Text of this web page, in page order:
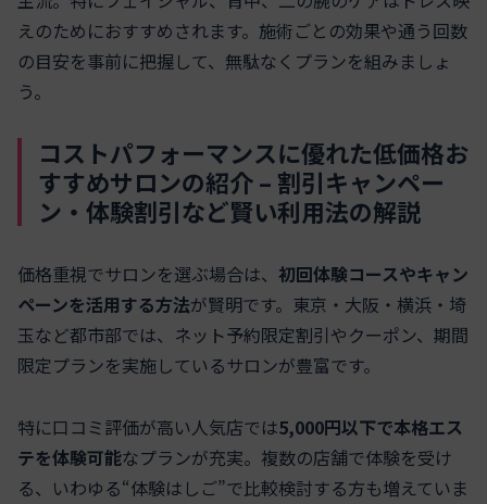
えのためにおすすめされます。施術ごとの効果や通う回数
の目安を事前に把握して、無駄なくプランを組みましょ
う。
コストパフォーマンスに優れた低価格お
すすめサロンの紹介 – 割引キャンペー
ン・体験割引など賢い利用法の解説
価格重視でサロンを選ぶ場合は、 初回体験コースやキャン
ペーンを活用する方法が賢明です。東京・大阪・横浜・埼
玉など都市部では、ネット予約限定割引やクーポン、期間
限定プランを実施しているサロンが豊富です。
特に口コミ評価が高い人気店では5,000円以下で本格エス
テを体験可能なプランが充実。複数の店舗で体験を受け
る、いわゆる“体験はしご”で比較検討する方も増えていま